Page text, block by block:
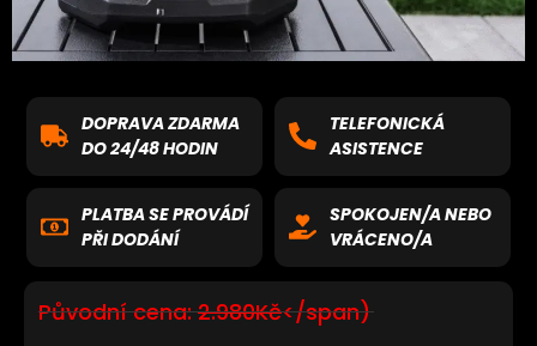
DOPRAVA ZDARMA
DO 24/48 HODIN
TELEFONICKÁ
ASISTENCE
PLATBA SE PROVÁDÍ
PŘI DODÁNÍ
SPOKOJEN/A NEBO
VRÁCENO/A
Původní cena:2.980Kč</span)